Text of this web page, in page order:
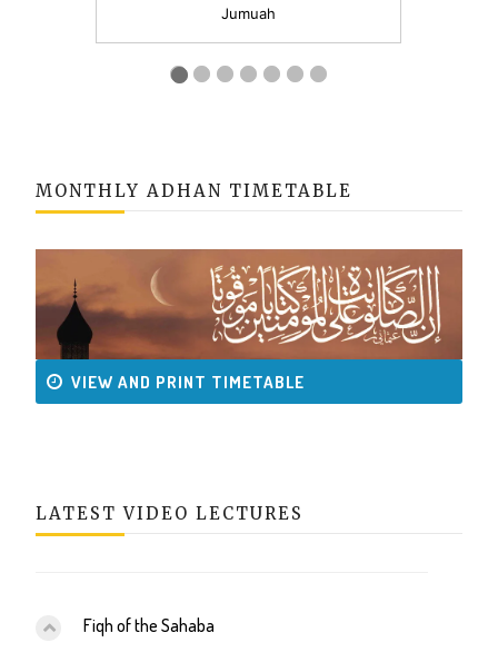
MONTHLY ADHAN TIMETABLE
VIEW AND PRINT TIMETABLE
LATEST VIDEO LECTURES
Fiqh of the Sahaba